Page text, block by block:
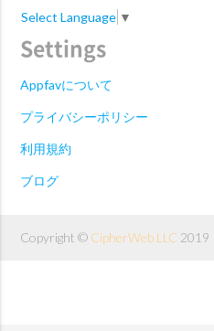
Select Language ▼
Settings
Appfavについて
プライバシーポリシー
利用規約
ブログ
Copyright © CipherWeb LLC 2019